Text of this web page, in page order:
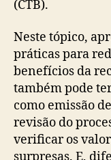
(CTB).
Neste tópico,
práticas para
benefícios da
também pode
como emissão
revisão do
verificar os